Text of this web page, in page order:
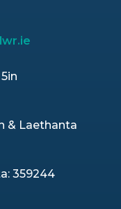
& Laethanta
359244